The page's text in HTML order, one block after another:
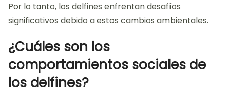
Por lo tanto, los delfines enfrentan desafíos
significativos debido a estos cambios ambientales.
¿Cuáles son los
comportamientos sociales de
los delfines?